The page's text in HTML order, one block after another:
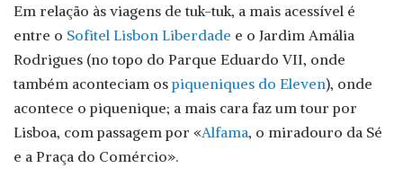
Em relação às viagens de tuk-tuk, a mais acessível é
entre o Sofitel Lisbon Liberdade e o Jardim Amália
Rodrigues (no topo do Parque Eduardo VII, onde
também aconteciam ospiqueniques do Eleven), onde
acontece o piquenique; a mais cara faz um tour por
Lisboa, com passagem por «Alfama, o miradouro da Sé
e a Praça do Comércio».